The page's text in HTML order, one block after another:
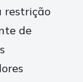
restrição
de